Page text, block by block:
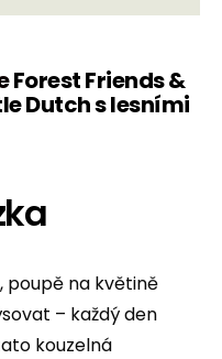
Forest Friends &
Dutch s lesními
poupě na květině
– každý den
kouzelná